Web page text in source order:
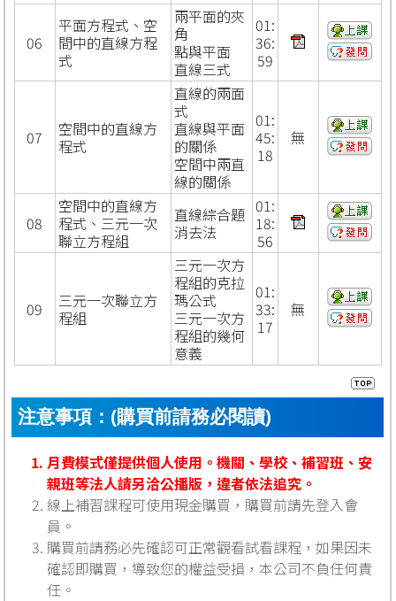
06
平面方程式、空
間中的直線方程
式
兩平面的夾
角
點與平面
直線三式
01:
36:
59
07
空間中的直線方
程式
直線的兩面
式
直線與平面
的關係
空間中兩直
線的關係
01:
45:
18
無
08
空間中的直線方
程式、三元一次
聯立方程組
直線綜合題
消去法
01:
18:
56
09
三元一次聯立方
程組
三元一次方
程組的克拉
瑪公式
三元一次方
程組的幾何
意義
01:
33:
17
無
注意事項：(購買前請務必閱讀)
月費模式僅提供個人使用。機關、學校、補習班、安
親班等法人請另洽公播版，違者依法追究。
線上補習課程可使用現金購買，購買前請先登入會
員。
購買前請務必先確認可正常觀看試看課程，如果因未
確認即購買，導致您的權益受損，本公司不負任何責
任。